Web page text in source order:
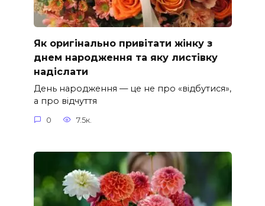
Як оригінально привітати жінку з
днем народження та яку листівку
надіслати
День народження — це не про «відбутися»,
а про відчуття
0 7.5к.